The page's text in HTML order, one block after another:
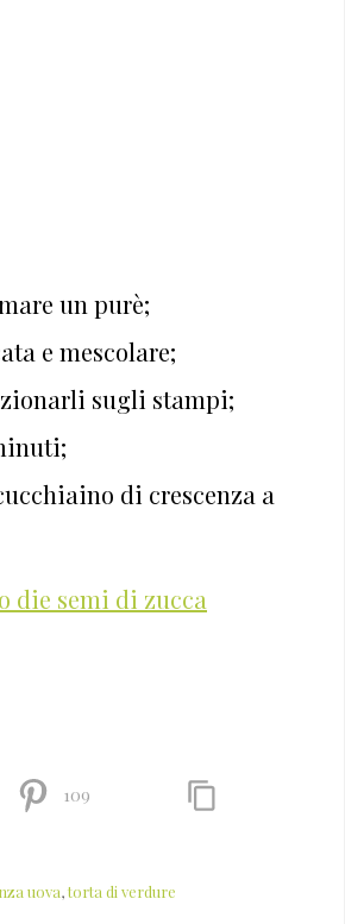
un purè;
e mescolare;
sugli stampi;
di crescenza a
die semi di zucca
109
uova,torta di verdure